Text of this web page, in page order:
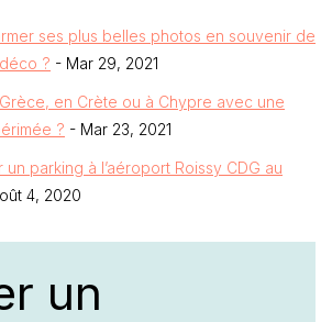
ses plus belles photos en souvenir de
? - Mar 29, 2021
en Crète ou à Chypre avec une
? - Mar 23, 2021
parking à l’aéroport Roissy CDG au
4, 2020
un